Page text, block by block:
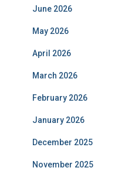
June 2026
May 2026
April 2026
March 2026
February 2026
January 2026
December 2025
November 2025